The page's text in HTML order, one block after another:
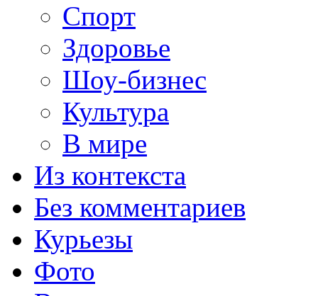
Спорт
Здоровье
Шоу-бизнес
Культура
В мире
Из контекста
Без комментариев
Курьезы
Фото